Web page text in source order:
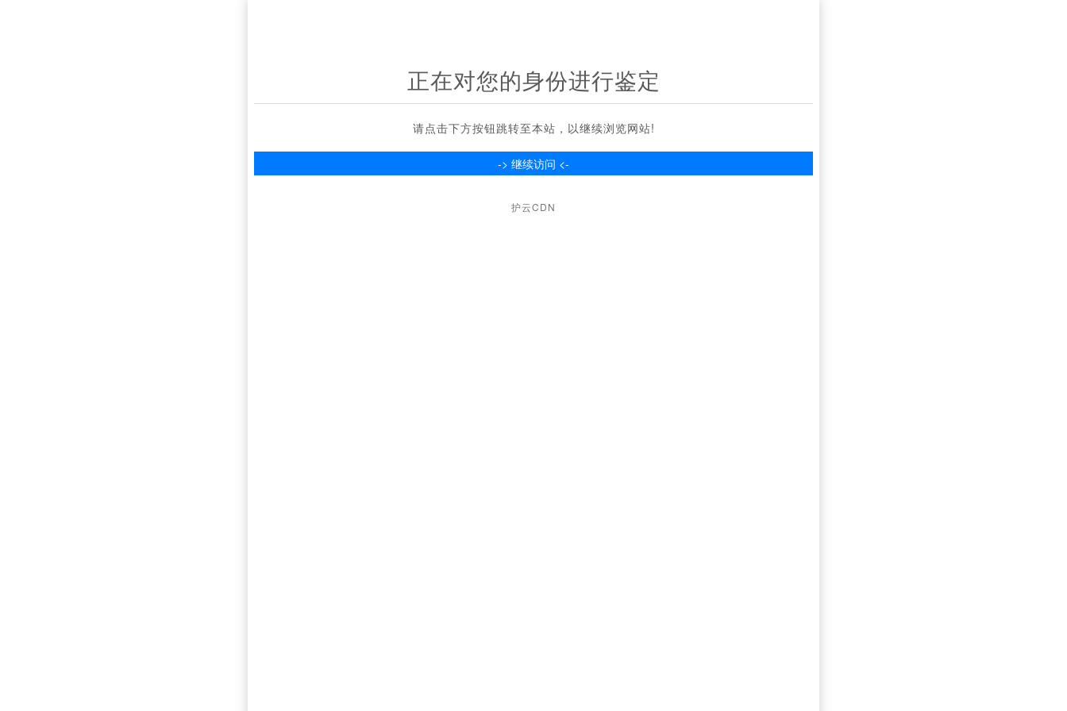
正在对您的身份进行鉴定
请点击下方按钮跳转至本站，以继续浏览网站!
护云CDN